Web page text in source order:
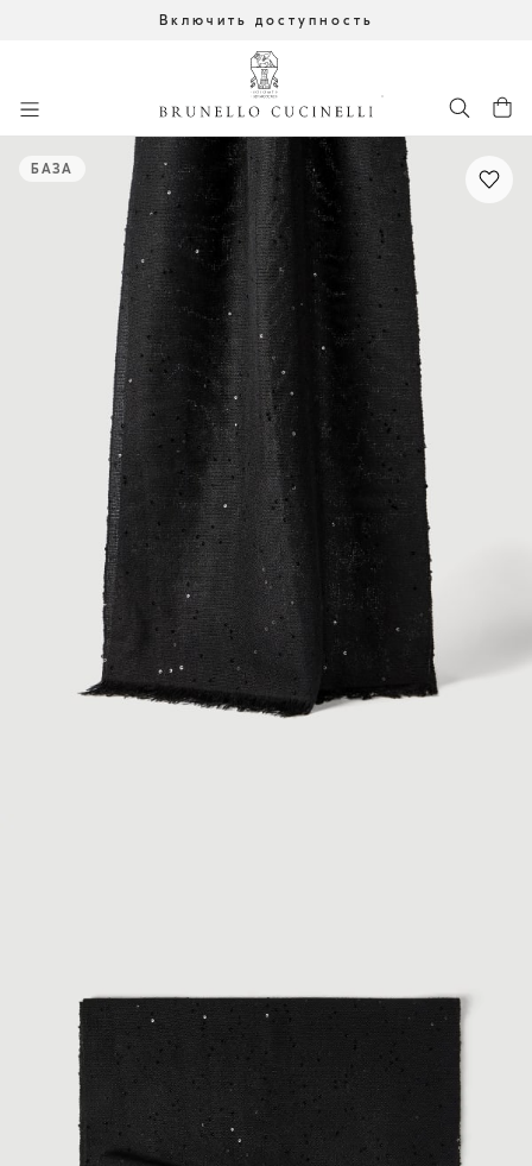
Включить доступность
начало основного контента
БАЗА